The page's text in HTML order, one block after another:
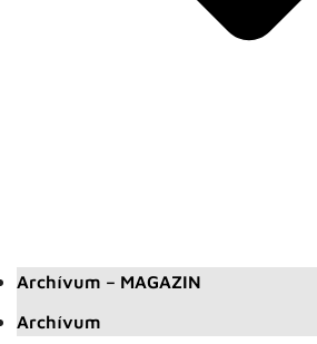
Archívum – MAGAZIN
Archívum